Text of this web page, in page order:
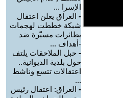
الإسرا ...
- العراق يعلن اعتقال
شبكة خططت لهجمات
بطائرات مسيّرة ضد
-أهداف ...
- حبل الملاحقات يلتف
حول بلدية الديوانية..
اعتقالات تتسع وناشط
...
- العراق: اعتقال رئيس